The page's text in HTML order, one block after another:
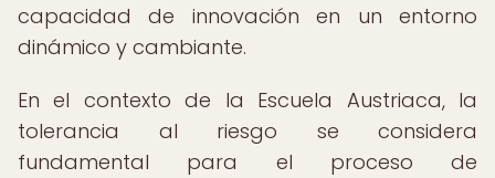
capacidad de innovación en un entorno
dinámico y cambiante.
En el contexto de la Escuela Austriaca, la
tolerancia al riesgo se considera
fundamental para el proceso de